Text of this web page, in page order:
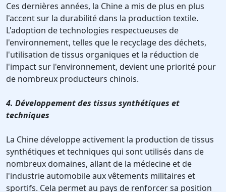
Ces dernières années, la Chine a mis de plus en plus
l'accent sur la durabilité dans la production textile.
L'adoption de technologies respectueuses de
l'environnement, telles que le recyclage des déchets,
l'utilisation de tissus organiques et la réduction de
l'impact sur l'environnement, devient une priorité pour
de nombreux producteurs chinois.
4. Développement des tissus synthétiques et
techniques
La Chine développe activement la production de tissus
synthétiques et techniques qui sont utilisés dans de
nombreux domaines, allant de la médecine et de
l'industrie automobile aux vêtements militaires et
sportifs. Cela permet au pays de renforcer sa position